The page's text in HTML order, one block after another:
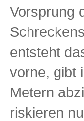
Vorsprung
entsteht
vorne, gibt
Metern
riskieren